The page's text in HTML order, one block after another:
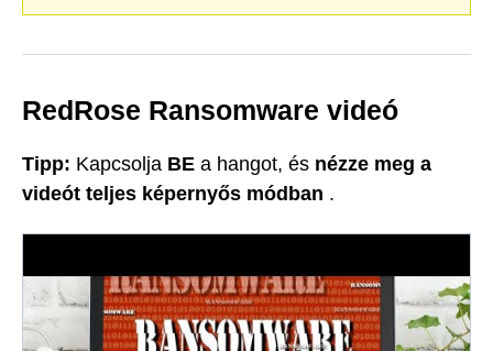
RedRose Ransomware videó
Tipp: Kapcsolja BE a hangot, és nézze meg a
videót teljes képernyős módban .